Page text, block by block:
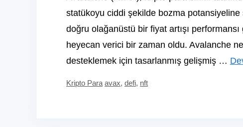
statükoyu ciddi şekilde bozma
doğru olağanüstü bir fiyat artışı
heyecan verici bir zaman oldu. Avalanche
desteklemek için tasarlanmış gelişmiş …
Kategoriler
Kripto Para Etiketler
avax, defi, nft